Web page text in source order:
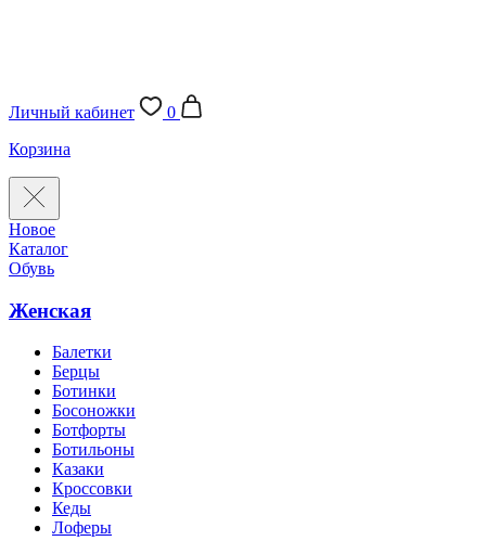
Личный кабинет
0
Корзина
Новое
Каталог
Обувь
Женская
Балетки
Берцы
Ботинки
Босоножки
Ботфорты
Ботильоны
Казаки
Кроссовки
Кеды
Лоферы